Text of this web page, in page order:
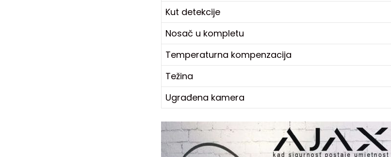
Kut detekcije
Nosač u kompletu
Temperaturna kompenzacija
Težina
Ugrađena kamera